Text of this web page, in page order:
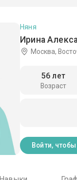
Ирина
Няня
Москва,
Возраст
56 лет
Войти,